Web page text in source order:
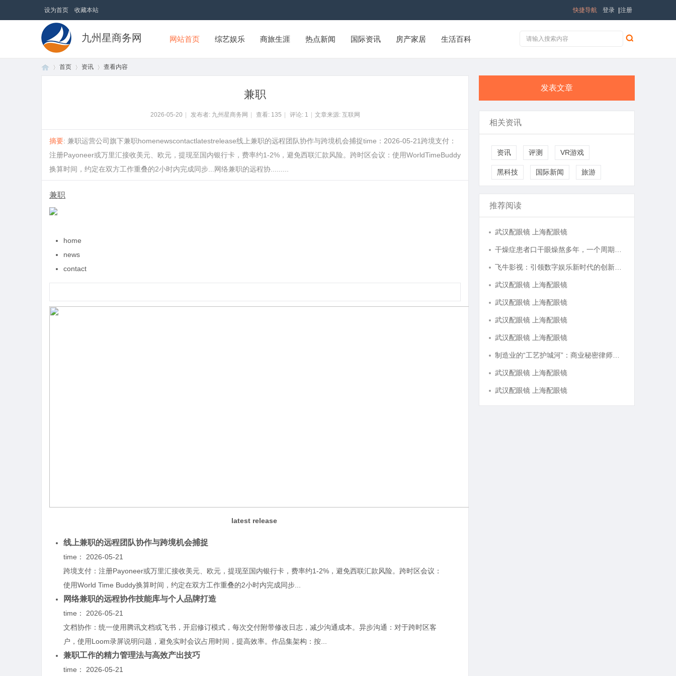
设为首页 收藏本站 登录 注册
快捷导航
九州星商务网 网站首页 综艺娱乐 商旅生涯 热点新闻 国际资讯 房产家居 生活百科
首页 资讯 查看内容
兼职
2026-05-20 发布者: 九州星商务网 查看: 135 评论: 1 文章来源: 互联网
摘要: 兼职运营公司旗下兼职homenewscontactlatestrelease线上兼职的远程团队协作与跨境机会捕捉time：2026-05-21跨境支付：
注册Payoneer或万里汇接收美元、欧元，提现至国内银行卡，费率约1-2%，避免西联汇款风险。跨时区会议：使用WorldTimeBuddy
换算时间，约定在双方工作重叠的2小时内完成同步...网络兼职的远程协.........
兼职
home
news
contact
latest release
线上兼职的远程团队协作与跨境机会捕捉
time：
2026-05-21
跨境支付：注册Payoneer或万里汇接收美元、欧元，提现至国内银行卡，费率约1-2%，避免西联汇款风险。跨时区会议：
使用World Time Buddy换算时间，约定在双方工作重叠的2小时内完成同步...
网络兼职的远程协作技能库与个人品牌打造
time：
2026-05-21
文档协作：统一使用腾讯文档或飞书，开启修订模式，每次交付附带修改日志，减少沟通成本。异步沟通：对于跨时区客
户，使用Loom录屏说明问题，避免实时会议占用时间，提高效率。作品集架构：按...
兼职工作的精力管理法与高效产出技巧
time： 2026-05-21
发表文章
相关资讯
资讯 评测 VR游戏
黑科技 国际新闻 旅游
推荐阅读
武汉配眼镜 上海配眼镜
武汉配眼镜 上海配眼镜
武汉配眼镜 上海配眼镜
武汉配眼镜 上海配眼镜
武汉配眼镜 上海配眼镜
武汉配眼镜 上海配眼镜
武汉配眼镜 上海配眼镜